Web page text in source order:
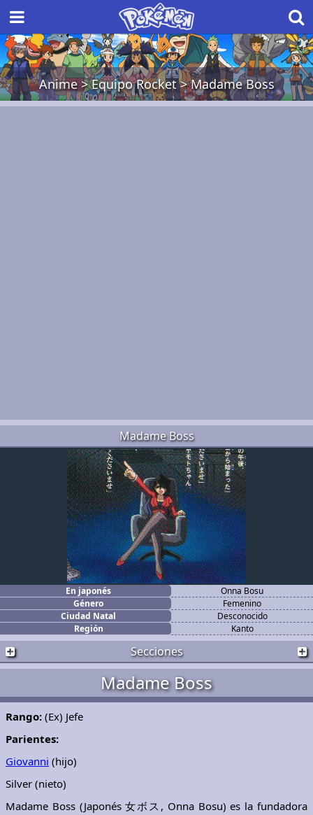
Anime>Equipo Rocket>Madame Boss
Madame Boss
En japonés
Onna Bosu
Género
Femenino
Ciudad Natal
Desconocido
Región
Kanto
Secciones
Madame Boss
Rango: (Ex) Jefe
Parientes:
Giovanni (hijo)
Silver (nieto)
Madame Boss (Japonés 女ボス, Onna Bosu) es la fundadora